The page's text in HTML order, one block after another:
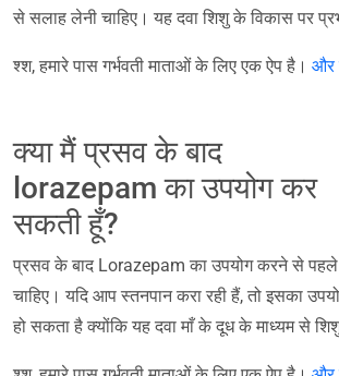
से सलाह लेनी चाहिए। यह दवा शिशु के विकास पर
श्श, हमारे पास गर्भवती माताओं के लिए एक ऐप है। और
क्या मैं प्रसव के बाद
lorazepam का उपयोग कर
सकती हूँ?
प्रसव के बाद Lorazepam का उपयोग करने से
चाहिए। यदि आप स्तनपान करा रही हैं, तो इसका
हो सकता है क्योंकि यह दवा माँ के दूध के माध्यम से